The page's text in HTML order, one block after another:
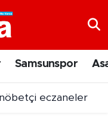
Samsunspor
eczaneler
cezaevine gönderildi